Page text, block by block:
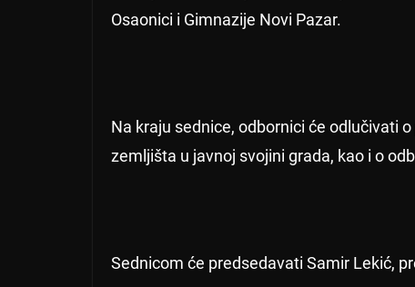
Osaonici i Gimnazije Novi Pazar.
Na kraju sednice, odbornici će odlučivati
zemljišta u javnoj svojini grada, kao i o
Sednicom će predsedavati Samir Lekić,